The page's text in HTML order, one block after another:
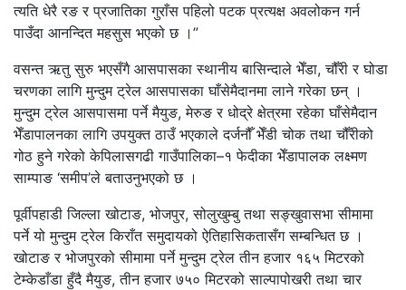
त्यति धेरै रङ र प्रजातिका गुराँस पहिलो पटक प्रत्यक्ष अवलोकन गर्न
पाउँदा आनन्दित महसुस भएको छ ।”
वसन्त ऋतु सुरु भएसँगै आसपासका स्थानीय बासिन्दाले भेँडा, चौँरी र घोडा
चरणका लागि मुन्दुम ट्रेल आसपासका घाँसेमैदानमा लाने गरेका छन् ।
मुन्दुम ट्रेल आसपासमा पर्ने मैयुङ, मेरुङ र धोद्रे क्षेत्रमा रहेका घाँसेमैदान
भेँडापालनका लागि उपयुक्त ठाउँ भएकाले दर्जनौँ भेँडी चोक तथा चौँरीको
गोठ हुने गरेको केपिलासगढी गाउँपालिका–१ फेदीका भेँडापालक लक्ष्मण
साम्पाङ ‘समीप’ले बताउनुभएको छ ।
पूर्वीपहाडी जिल्ला खोटाङ, भोजपुर, सोलुखुम्बु तथा सङ्खुवासभा सीमामा
पर्ने यो मुन्दुम ट्रेल किराँत समुदायको ऐतिहासिकतासँग सम्बन्धित छ ।
खोटाङ र भोजपुरको सीमामा पर्ने मुन्दुम ट्रेल तीन हजार १६५ मिटरको
टेम्केडाँडा हुँदै मैयुङ, तीन हजार ७५० मिटरको साल्पापोखरी तथा चार